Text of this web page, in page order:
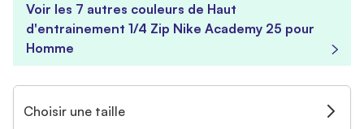
Voir les 7 autres couleurs de Haut
d'entrainement 1/4 Zip Nike Academy 25 pour
Homme
Choisir une taille